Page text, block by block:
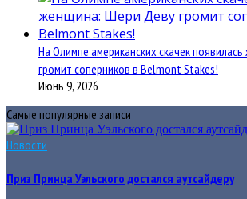
На Олимпе американских скачек
громит соперников в Belmont Stakes!
Июнь 9, 2026
Самые популярные записи
Новости
Приз Принца Уэльского достался аутсайдеру